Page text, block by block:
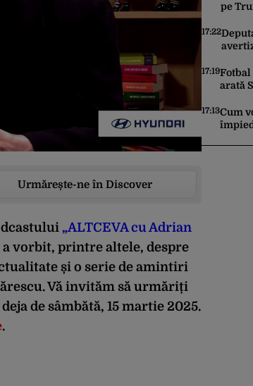
Urmărește-ne în Discover
„ALTCEVA cu Adrian
vorbit, printre altele, despre
și o serie de amintiri
Vă invităm să urmăriți
de sâmbătă, 15 martie 2025.
.
pe
Mario
17:22
17:19Fotbal
arată
17:13Cum